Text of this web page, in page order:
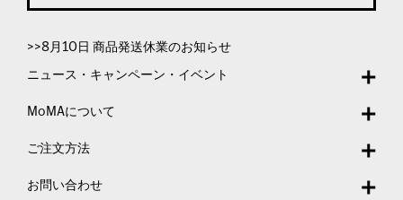
>>8月10日 商品発送休業のお知らせ
ニュース・キャンペーン・イベント
MoMAについて
ご注文方法
お問い合わせ